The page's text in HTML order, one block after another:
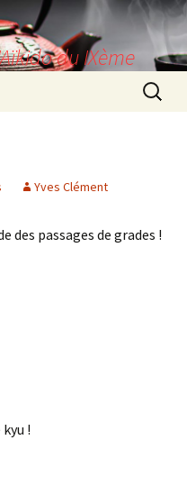
du IXème
Yves Clément
des passages de grades !
!